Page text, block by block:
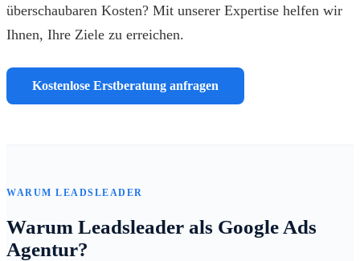
überschaubaren Kosten? Mit unserer Expertise helfen wir
Ihnen, Ihre Ziele zu erreichen.
Kostenlose Erstberatung anfragen
WARUM LEADSLEADER
Warum Leadsleader als Google Ads
Agentur?